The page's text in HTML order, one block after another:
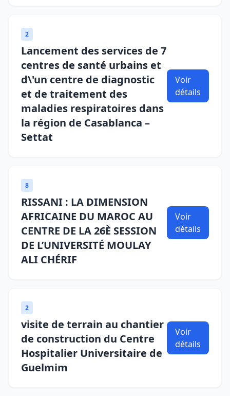
2
Lancement des services de 7
centres de santé urbains et
d\'un centre de diagnostic
et de traitement des
maladies respiratoires dans
la région de Casablanca –
Settat
Voir
détails
8
RISSANI : LA DIMENSION
AFRICAINE DU MAROC AU
CENTRE DE LA 26È SESSION
DE L’UNIVERSITÉ MOULAY
ALI CHÉRIF
Voir
détails
2
visite de terrain au chantier
de construction du Centre
Hospitalier Universitaire de
Guelmim
Voir
détails